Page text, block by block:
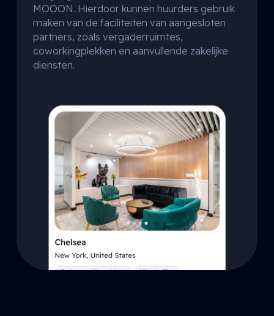
MOOON. Hierdoor kunnen huurders gebruik
maken van de faciliteiten van aangesloten
partners, zoals vergaderruimtes,
coworkingplekken en aanvullende zakelijke
diensten.